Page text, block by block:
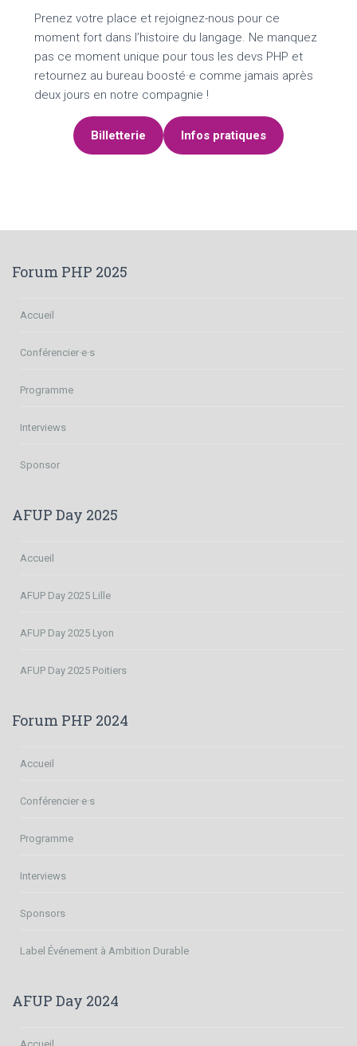
Prenez votre place et rejoignez-nous pour ce
moment fort dans l’histoire du langage. Ne manquez
pas ce moment unique pour tous les devs PHP et
retournez au bureau boosté·e comme jamais après
deux jours en notre compagnie !
Billetterie Infos pratiques
Forum PHP 2025
Accueil
Conférencier·e·s
Programme
Interviews
Sponsor
AFUP Day 2025
Accueil
AFUP Day 2025 Lille
AFUP Day 2025 Lyon
AFUP Day 2025 Poitiers
Forum PHP 2024
Accueil
Conférencier·e·s
Programme
Interviews
Sponsors
Label Événement à Ambition Durable
AFUP Day 2024